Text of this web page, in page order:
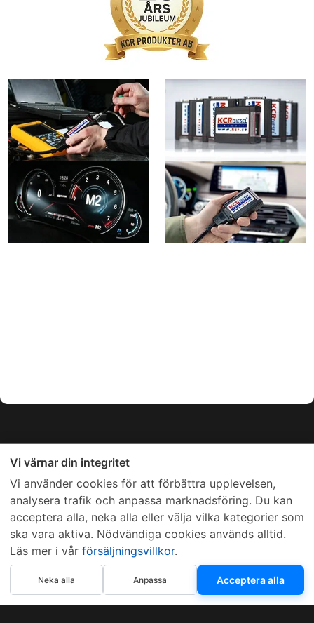
Vi värnar din integritet
Vi använder cookies för att förbättra upplevelsen,
analysera trafik och anpassa marknadsföring. Du kan
acceptera alla, neka alla eller välja vilka kategorier som
ska vara aktiva. Nödvändiga cookies används alltid.
Läs mer i vår försäljningsvillkor.
Neka alla Anpassa Acceptera alla
Sveriges mest sålda dieselbox